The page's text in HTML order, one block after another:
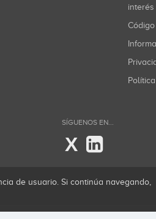
interés
SÍGUENOS EN...
X
de usuario. Si continúa navegando,